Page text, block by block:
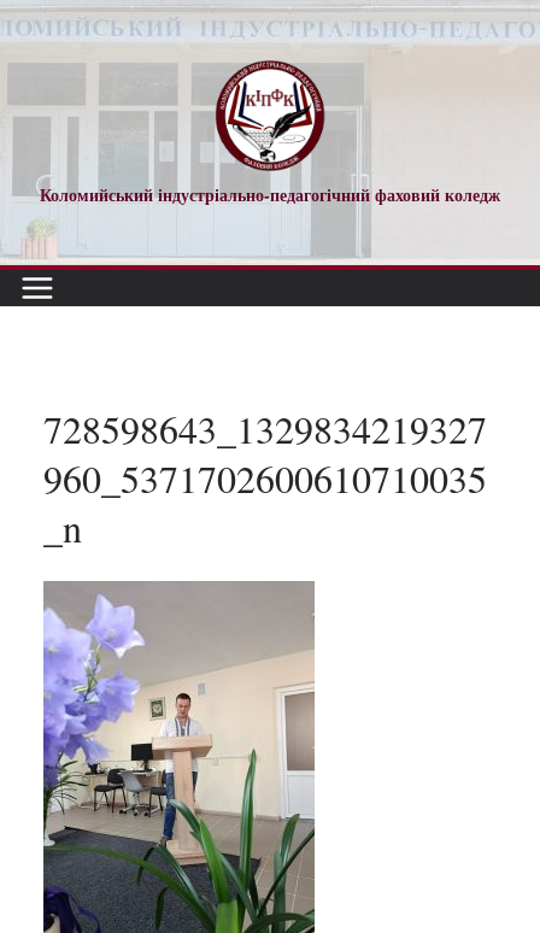
Перейти
до
Коломийський індустріально-педагогічний фаховий коледж
728598643_1329834219327
960_5371702600610710035
_n